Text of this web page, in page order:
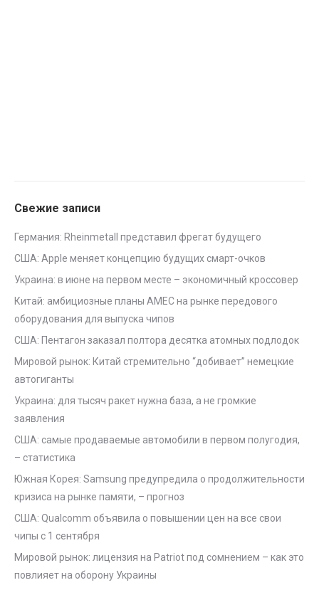
Свежие записи
Германия: Rheinmetall представил фрегат будущего
США: Apple меняет концепцию будущих смарт-очков
Украина: в июне на первом месте – экономичный кроссовер
Китай: амбициозные планы AMEC на рынке передового
оборудования для выпуска чипов
США: Пентагон заказал полтора десятка атомных подлодок
Мировой рынок: Китай стремительно “добивает” немецкие
автогиганты
Украина: для тысяч ракет нужна база, а не громкие
заявления
США: самые продаваемые автомобили в первом полугодия,
– статистика
Южная Корея: Samsung предупредила о продолжительности
кризиса на рынке памяти, – прогноз
США: Qualcomm объявила о повышении цен на все свои
чипы с 1 сентября
Мировой рынок: лицензия на Patriot под сомнением – как это
повлияет на оборону Украины